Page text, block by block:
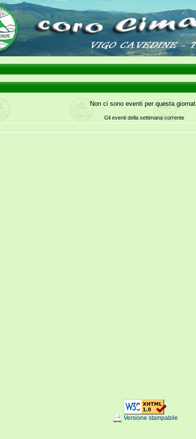
Non ci sono eventi per questa
Gli eventi della settimana corrente
Versione stampabile